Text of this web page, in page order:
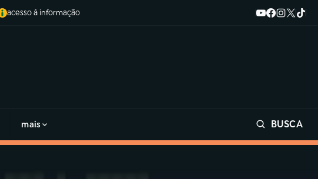
acesso à informação
mais BUSCA